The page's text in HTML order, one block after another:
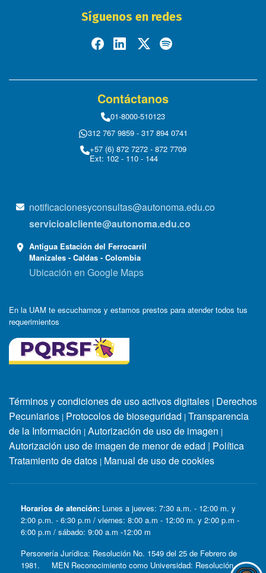
Síguenos en redes
Contáctanos
01-8000-510123
312 767 9859 - 317 894 0741
+57 (6) 872 7272 - 872 7709
Ext: 102 - 110 - 144
notificacionesyconsultas@autonoma.edu.co
servicioalcliente@autonoma.edu.co
Antigua Estación del Ferrocarril
Manizales - Caldas - Colombia
Ubicación en Google Maps
En la UAM te escuchamos y estamos prestos para atender todos tus
requerimientos
Términos y condiciones de uso activos digitales | Derechos
Pecuniarios | Protocolos de bioseguridad | Transparencia
de la Información | Autorización de uso de imagen |
Autorización uso de imagen de menor de edad | Política
Tratamiento de datos | Manual de uso de cookies
Horarios de atención: Lunes a jueves: 7:30 a.m. - 12:00 m. y
2:00 p.m. - 6:30 p.m / viernes: 8:00 a.m - 12:00 m. y 2:00 p.m -
6:00 p.m / sábado: 9:00 a.m -12:00 m
Personería Jurídica: Resolución No. 1549 del 25 de Febrero de
1981. MEN Reconocimiento como Universidad: Resolución